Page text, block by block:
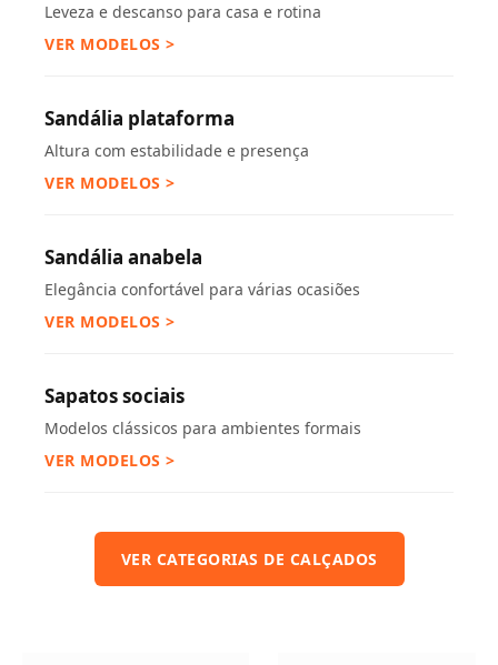
Leveza e descanso para casa e rotina
VER MODELOS >
Sandália plataforma
Altura com estabilidade e presença
VER MODELOS >
Sandália anabela
Elegância confortável para várias ocasiões
VER MODELOS >
Sapatos sociais
Modelos clássicos para ambientes formais
VER MODELOS >
VER CATEGORIAS DE CALÇADOS